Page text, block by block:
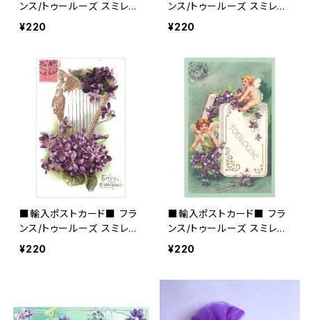
ンス/トゥールーズ スミレの
フラワーバスケット Toulou
¥220
ンス/トゥールーズ スミレ＆
ホースシュー Toulouse バ
¥220
■輸入ポストカード■ フラ
ンス/トゥールーズ スミレ＆
ハープ Toulouse バイオレ
¥220
■輸入ポストカード■ フラ
ンス/トゥールーズ スミレと
エンジェル Toulouse バイ
¥220